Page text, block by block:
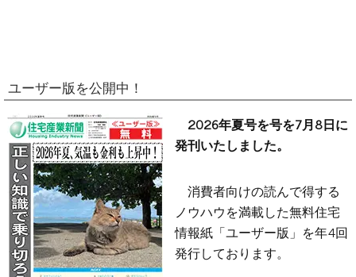
ユーザー版を公開中！
2026年夏号を号を7月8日に
発刊いたしました。
消費者向けの読んで得する
ノウハウを満載した無料住宅
情報紙「ユーザー版」を年4回
発行しております。